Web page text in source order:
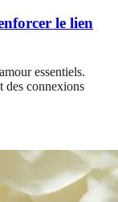
le lien
essentiels.
des connexions